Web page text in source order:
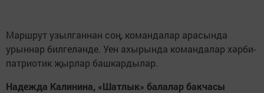
Маршрут узылганнан соң, командалар арасында
урыннар билгеләнде. Уен ахырында командалар хәрби-
патриотик җырлар башкардылар.
Надежда Калинина, «Шатлык» балалар бакчасы